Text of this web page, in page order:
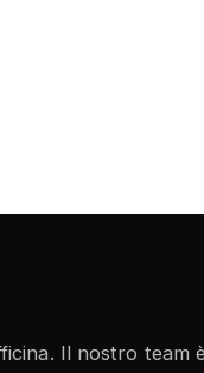
Il nostro team